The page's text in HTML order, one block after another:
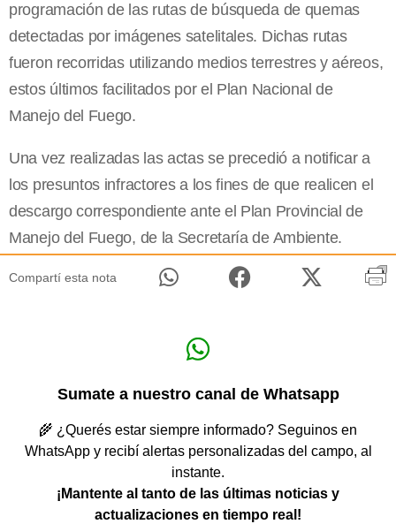
programación de las rutas de búsqueda de quemas
detectadas por imágenes satelitales. Dichas rutas
fueron recorridas utilizando medios terrestres y aéreos,
estos últimos facilitados por el Plan Nacional de
Manejo del Fuego.
Una vez realizadas las actas se precedió a notificar a
los presuntos infractores a los fines de que realicen el
descargo correspondiente ante el Plan Provincial de
Manejo del Fuego, de la Secretaría de Ambiente.
Compartí esta nota
Sumate a nuestro canal de Whatsapp
🌾 ¿Querés estar siempre informado? Seguinos en
WhatsApp y recibí alertas personalizadas del campo, al
instante.
¡Mantente al tanto de las últimas noticias y
actualizaciones en tiempo real!